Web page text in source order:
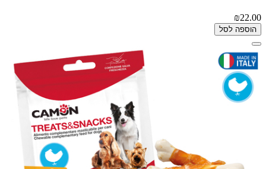
₪22.00
הוספה לסל